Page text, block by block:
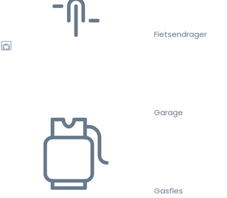
Fietsendrager
Garage
Gasfles